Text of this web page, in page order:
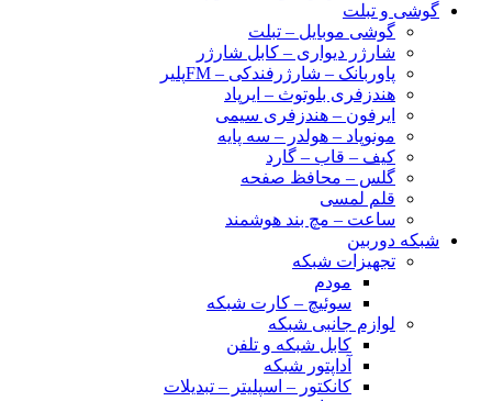
گوشی و تبلت
گوشی موبایل – تبلت
شارژر دیواری – کابل شارژر
پاوربانک – شارژرفندکی – FMپلیر
هندزفری بلوتوث – ایرپاد
ایرفون – هندزفری سیمی
مونوپاد – هولدر – سه پایه
کیف – قاب – گارد
گلس – محافظ صفحه
قلم لمسی
ساعت – مچ بند هوشمند
شبکه دوربین
تجهیزات شبکه
مودم
سوئیچ – کارت شبکه
لوازم جانبی شبکه
کابل شبکه و تلفن
آداپتور شبکه
کانکتور – اسپلیتر – تبدیلات